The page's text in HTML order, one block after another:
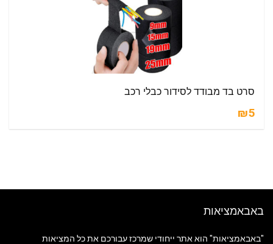
סרט בד מבודד לסידור כבלי רכב
₪5
באבאמציאות
"באבאמציאות" הוא אתר ייחודי שמרכז עבורכם את כל המציאות